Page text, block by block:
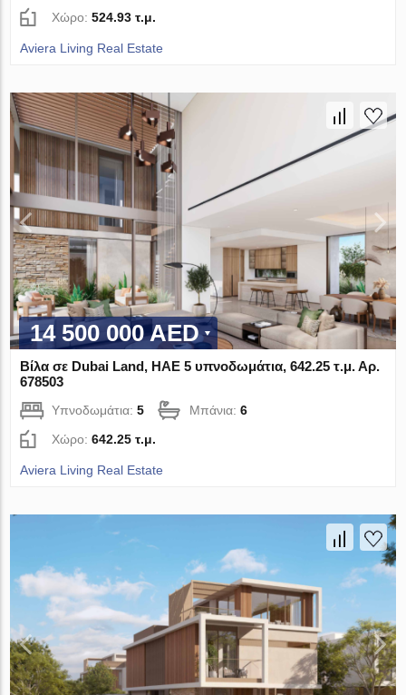
Χώρο:524.93 τ.μ.
Aviera Living Real Estate
14 500 000 AED
Βίλα σε Dubai Land, ΗΑΕ 5 υπνοδωμάτια, 642.25 τ.μ. Αρ.
678503
Υπνοδωμάτια:5 Μπάνια:6
Χώρο:642.25 τ.μ.
Aviera Living Real Estate